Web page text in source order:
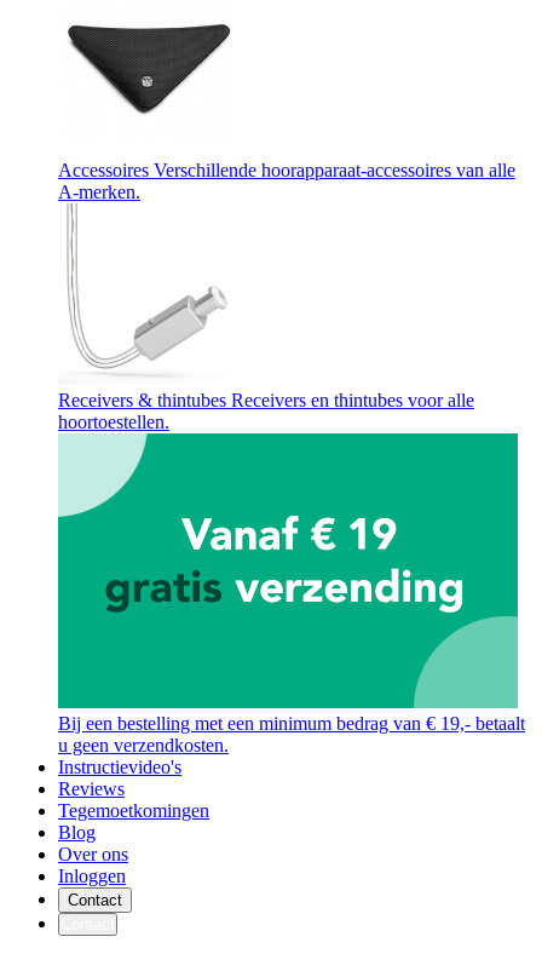
Accessoires Verschillende hoorapparaat-accessoires van alle
A-merken.
Receivers & thintubes Receivers en thintubes voor alle
hoortoestellen.
Bij een bestelling met een minimum bedrag van € 19,- betaalt
u geen verzendkosten.
Instructievideo's
Reviews
Tegemoetkomingen
Blog
Over ons
Inloggen
Contact